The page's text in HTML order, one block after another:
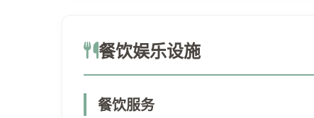
餐饮娱乐设施
餐饮服务